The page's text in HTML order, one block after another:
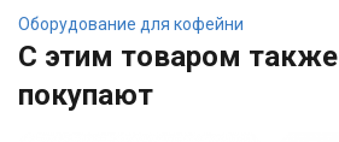
Оборудование для кофейни
C этим товаром также
покупают